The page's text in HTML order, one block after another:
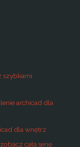
szybkami
archicad dla
dla wnętrz
całą serię